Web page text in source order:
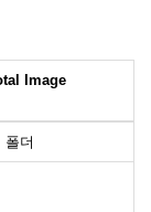
Image
폴더